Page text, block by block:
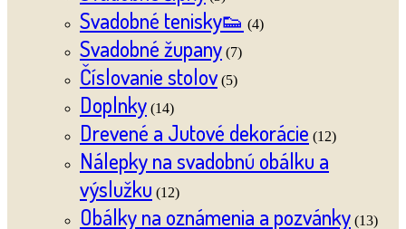
Svadobné tenisky👟 (4)
Svadobné župany (7)
Číslovanie stolov (5)
Doplnky (14)
Drevené a Jutové dekorácie (12)
Nálepky na svadobnú obálku a
výslužku (12)
Obálky na oznámenia a pozvánky (13)